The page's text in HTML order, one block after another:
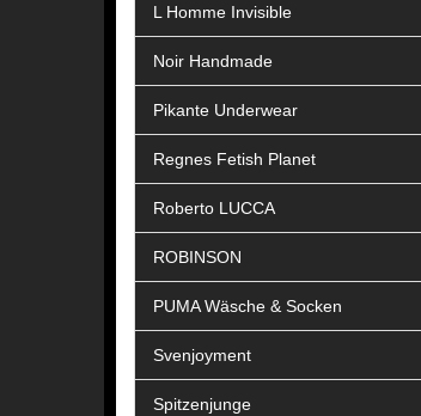
L Homme Invisible
Noir Handmade
Pikante Underwear
Regnes Fetish Planet
Roberto LUCCA
ROBINSON
PUMA Wäsche & Socken
Svenjoyment
Spitzenjunge